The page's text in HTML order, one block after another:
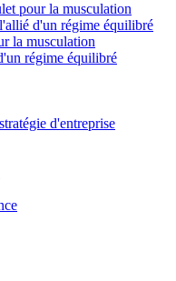
pour la musculation
d'un régime équilibré
la musculation
régime équilibré
d'entreprise